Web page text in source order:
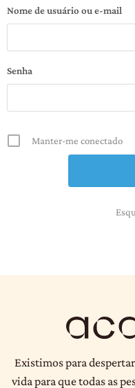
Nome de usuário ou e-mail
Senha
Manter-me conectado
Existimos para
vida para que todas as